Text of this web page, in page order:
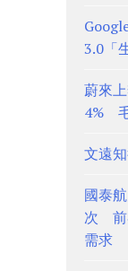
3.0「
蔚來
4%
文遠
國泰
次 前
需求